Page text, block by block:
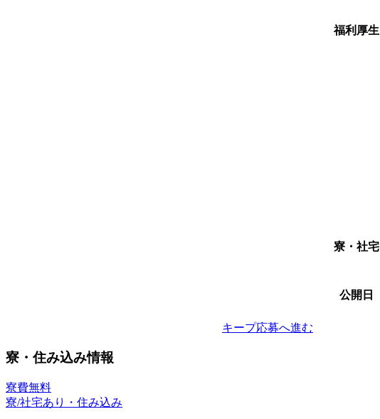
福利厚生
寮・社宅
公開日
キープ応募へ進む
寮・住み込み情報
寮費無料
寮/社宅あり・住み込み